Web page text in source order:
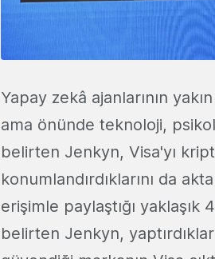
Yapay zekâ ajanlarının
ama önünde teknoloji,
belirten Jenkyn, Visa'yı
konumlandırdıklarını da
erişimle paylaştığı
belirten Jenkyn,